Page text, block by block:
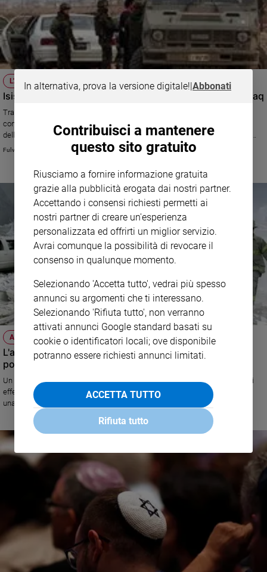
L'ATTACCO AGLI ITALIANI
Isis, petrolio, corruzione: i tanti perché della bomba in Iraq
Tra provocazione di natura criminale e politica (compreso, di sfondo, il
confronto mai finito tra Usa e Iran): una lettura non superficiale
dell'attentato dinamitardo che ha colpito un team di soldati appartenenti
alle nostre forze speciali
Fulvio Scaglione
ANNIVERSARIO
L'attentato alle torri Gemelle fa ancora vittime tra i
pompieri 18 anni dopo
Un resoconto dettagliato su quanto avvenne l'11 settembre del 2001 e gli
effetti sui soccorrritori, che ancora si fanno drammaticamente sentire. E
una rivelazione inedita: la Russia aveva avvertito Bush del rischio
terrorismo
In alternativa, prova la versione digitale!|Abbonati
Contribuisci a mantenere
questo sito gratuito
Riusciamo a fornire informazione gratuita
grazie alla pubblicità erogata dai nostri partner.
Accettando i consensi richiesti permetti ai
nostri partner di creare un'esperienza
personalizzata ed offrirti un miglior servizio.
Avrai comunque la possibilità di revocare il
consenso in qualunque momento.
Selezionando 'Accetta tutto', vedrai più spesso
annunci su argomenti che ti interessano.
Selezionando 'Rifiuta tutto', non verranno
attivati annunci Google standard basati su
cookie o identificatori locali; ove disponibile
potranno essere richiesti annunci limitati.
ACCETTA TUTTO
Rifiuta tutto